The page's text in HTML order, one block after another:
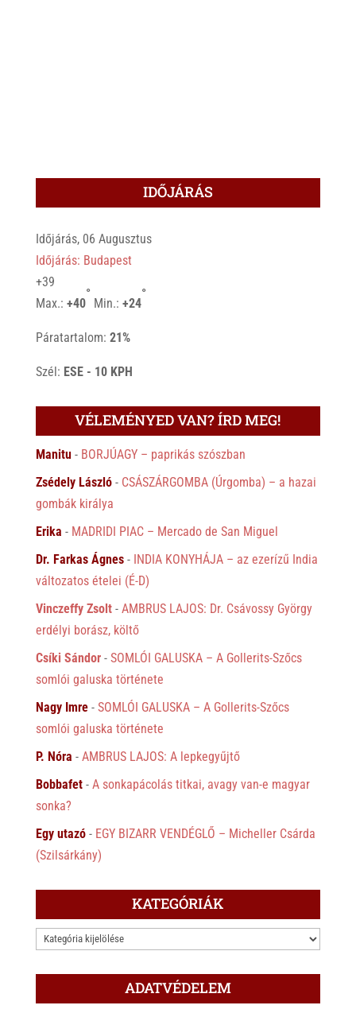
IDŐJÁRÁS
Időjárás, 06 Augusztus
Időjárás: Budapest
+39
Max.: +40
°
Min.: +24
°
Páratartalom: 21%
Szél: ESE - 10 KPH
VÉLEMÉNYED VAN? ÍRD MEG!
Manitu- BORJÚAGY – paprikás szószban
Zsédely László- CSÁSZÁRGOMBA (Úrgomba) – a hazai
gombák királya
Erika - MADRIDI PIAC – Mercado de San Miguel
Dr. Farkas Ágnes- INDIA KONYHÁJA – az ezerízű India
változatos ételei (É-D)
Vinczeffy Zsolt- AMBRUS LAJOS: Dr. Csávossy György
erdélyi borász, költő
Csíki Sándor- SOMLÓI GALUSKA – A Gollerits-Szőcs
somlói galuska története
Nagy Imre- SOMLÓI GALUSKA – A Gollerits-Szőcs
somlói galuska története
P. Nóra - AMBRUS LAJOS: A lepkegyűjtő
Bobbafet- A sonkapácolás titkai, avagy van-e magyar
sonka?
Egy utazó- EGY BIZARR VENDÉGLŐ – Micheller Csárda
(Szilsárkány)
KATEGÓRIÁK
KATEGÓRIÁK
ADATVÉDELEM